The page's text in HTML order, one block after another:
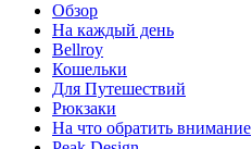
Обзор
На каждый день
Bellroy
Кошельки
Для Путешествий
Рюкзаки
На что обратить внимание